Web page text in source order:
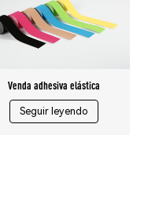
Venda adhesiva elástica
Seguir leyendo